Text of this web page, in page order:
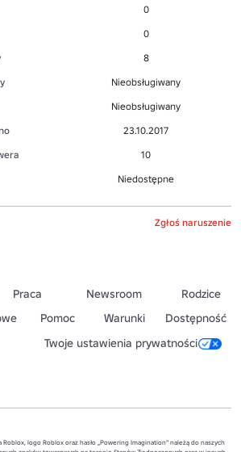
0
0
8
Nieobsługiwany
Nieobsługiwany
23.10.2017
10
Niedostępne
Zgłoś naruszenie
Praca Newsroom
Rodzice
Pomoc Warunki
Dostępność
Twoje ustawienia prywatności
logo Roblox oraz hasło „Powering Imagination” należą do naszych